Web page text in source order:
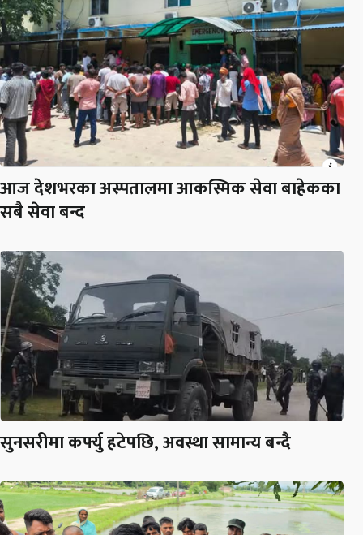
आज देशभरका अस्पतालमा आकस्मिक सेवा बाहेकका
सबै सेवा बन्द
सुनसरीमा कर्फ्यु हटेपछि, अवस्था सामान्य बन्दै